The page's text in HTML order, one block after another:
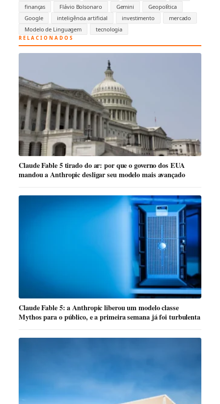
finanças
Flávio Bolsonaro Gemini
Geopolítica
Google
inteligência artificial investimento
mercado
Modelo de Linguagem
tecnologia
RELACIONADOS
Claude Fable 5 tirado do ar: por que o governo dos EUA
mandou a Anthropic desligar seu modelo mais avançado
Claude Fable 5: a Anthropic liberou um modelo classe
Mythos para o público, e a primeira semana já foi turbulenta